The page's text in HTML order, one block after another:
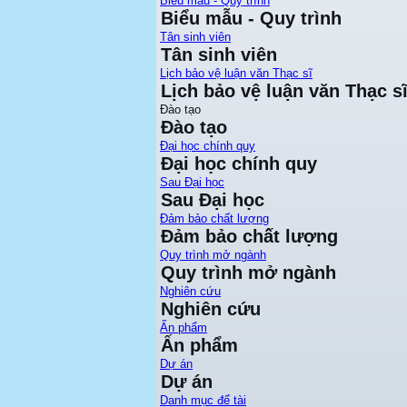
Biểu mẫu - Quy trình
Tân sinh viên
Tân sinh viên
Lịch bảo vệ luận văn Thạc sĩ
Lịch bảo vệ luận văn Thạc sĩ
Đào tạo
Đào tạo
Đại học chính quy
Đại học chính quy
Sau Đại học
Sau Đại học
Đảm bảo chất lượng
Đảm bảo chất lượng
Quy trình mở ngành
Quy trình mở ngành
Nghiên cứu
Nghiên cứu
Ấn phẩm
Ấn phẩm
Dự án
Dự án
Danh mục để tài